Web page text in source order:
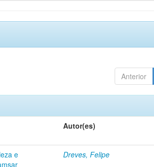
Anterior
Autor(es)
e
Dreves, Felipe